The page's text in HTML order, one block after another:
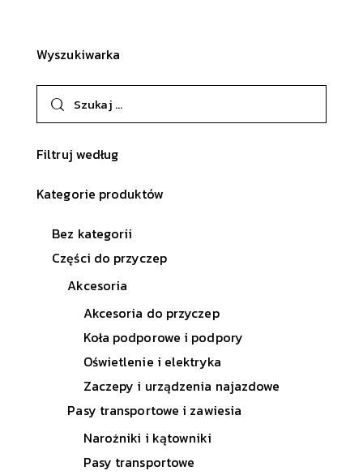
Wyszukiwarka
Filtruj według
Kategorie produktów
Bez kategorii
Części do przyczep
Akcesoria
Akcesoria do przyczep
Koła podporowe i podpory
Oświetlenie i elektryka
Zaczepy i urządzenia najazdowe
Pasy transportowe i zawiesia
Narożniki i kątowniki
Pasy transportowe